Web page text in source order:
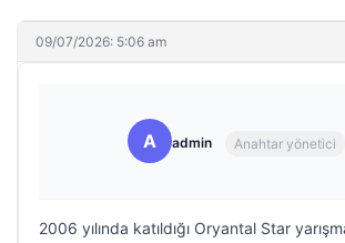
09/07/2026: 5:06 am
A admin Anahtar yönetici
2006 yılında katıldığı Oryantal Star